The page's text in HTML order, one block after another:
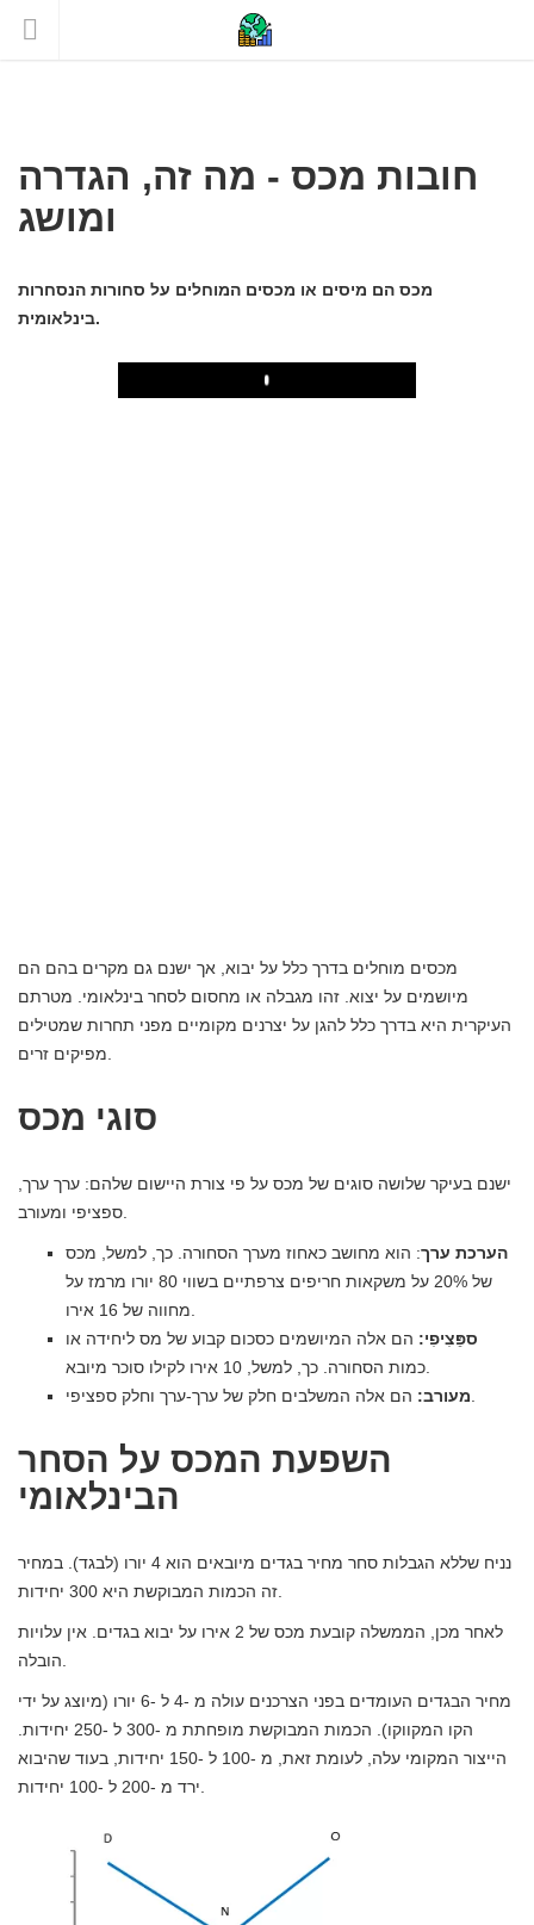
חובות מכס - מה זה, הגדרה
ומושג
מכס הם מיסים או מכסים המוחלים על סחורות הנסחרות
בינלאומית.
Play
מכסים מוחלים בדרך כלל על יבוא, אך ישנם גם מקרים בהם הם
מיושמים על יצוא. זהו מגבלה או מחסום לסחר בינלאומי. מטרתם
העיקרית היא בדרך כלל להגן על יצרנים מקומיים מפני תחרות שמטילים
סוגי מכס
ישנם בעיקר שלושה סוגים של מכס על פי צורת היישום שלהם: ערך ערך,
הערכת ערך: הוא מחושב כאחוז מערך הסחורה. כך, למשל, מכס
של 20% על משקאות חריפים צרפתיים בשווי 80 יורו מרמז על
ספֵּצִיפִי: הם אלה המיושמים כסכום קבוע של מס ליחידה או
מעורב:
השפעת המכס על הסחר
הבינלאומי
נניח שללא הגבלות סחר מחיר בגדים מיובאים הוא 4 יורו (לבגד). במחיר
לאחר מכן, הממשלה קובעת מכס של 2 אירו על יבוא בגדים. אין עלויות
מחיר הבגדים העומדים בפני הצרכנים עולה מ -4 ל -6 יורו (מיוצג על ידי
הקו המקווקו). הכמות המבוקשת מופחתת מ -300 ל -250 יחידות.
הייצור המקומי עלה, לעומת זאת, מ -100 ל -150 יחידות, בעוד שהיבוא